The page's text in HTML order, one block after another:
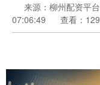
来源：柳州配资平台
07:06:49
查看：129